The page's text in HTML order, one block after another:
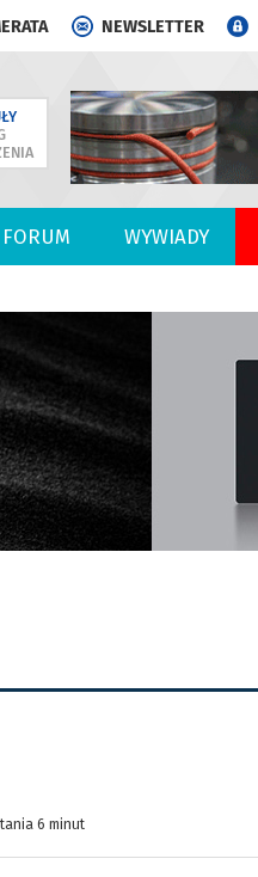
NEWSLETTER
FORUM WYWIADY
6 minut